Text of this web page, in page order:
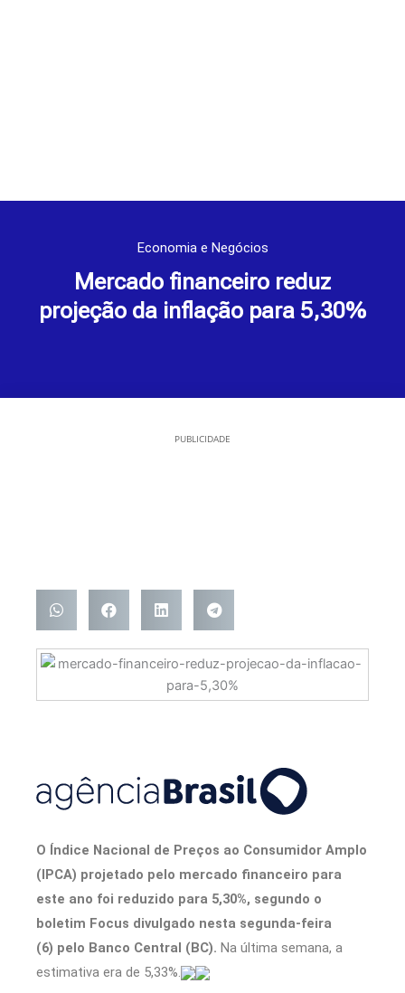
Economia e Negócios
Mercado financeiro reduz
projeção da inflação para 5,30%
PUBLICIDADE
O Índice Nacional de Preços ao Consumidor Amplo
(IPCA) projetado pelo mercado financeiro para
este ano foi reduzido para 5,30%, segundo o
boletim Focus divulgado nesta segunda-feira
(6) pelo Banco Central (BC). Na última semana, a
estimativa era de 5,33%.